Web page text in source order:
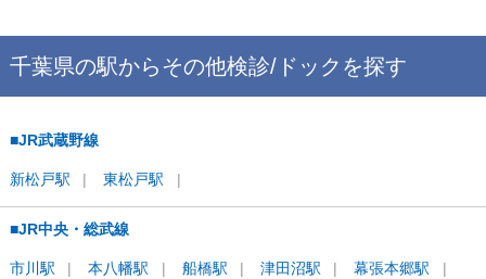
千葉県の駅からその他検診/ドックを探す
■JR武蔵野線
新松戸駅 東松戸駅
■JR中央・総武線
市川駅 本八幡駅 船橋駅 津田沼駅 幕張本郷駅